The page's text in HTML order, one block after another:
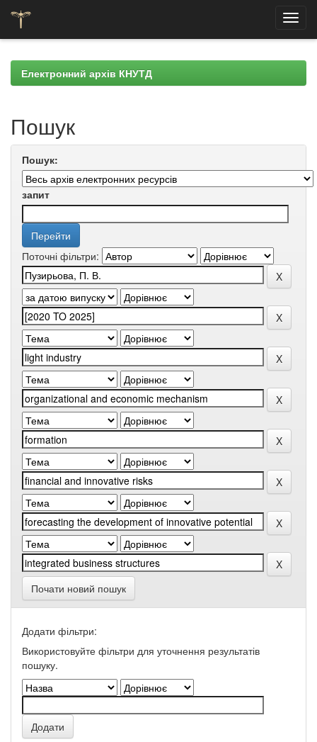
navigationЕлектронний архів КНУТД
Пошук
Пошук:
запит
Поточні фільтри:
Почати новий пошук
Додати фільтри:
Використовуйте фільтри для уточнення результатів
пошуку.